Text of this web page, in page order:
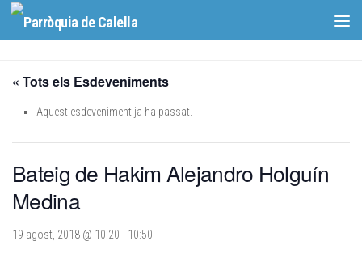
Skip to content
« Tots els Esdeveniments
Aquest esdeveniment ja ha passat.
Bateig de Hakim Alejandro Holguín
Medina
19 agost, 2018 @ 10:20 - 10:50